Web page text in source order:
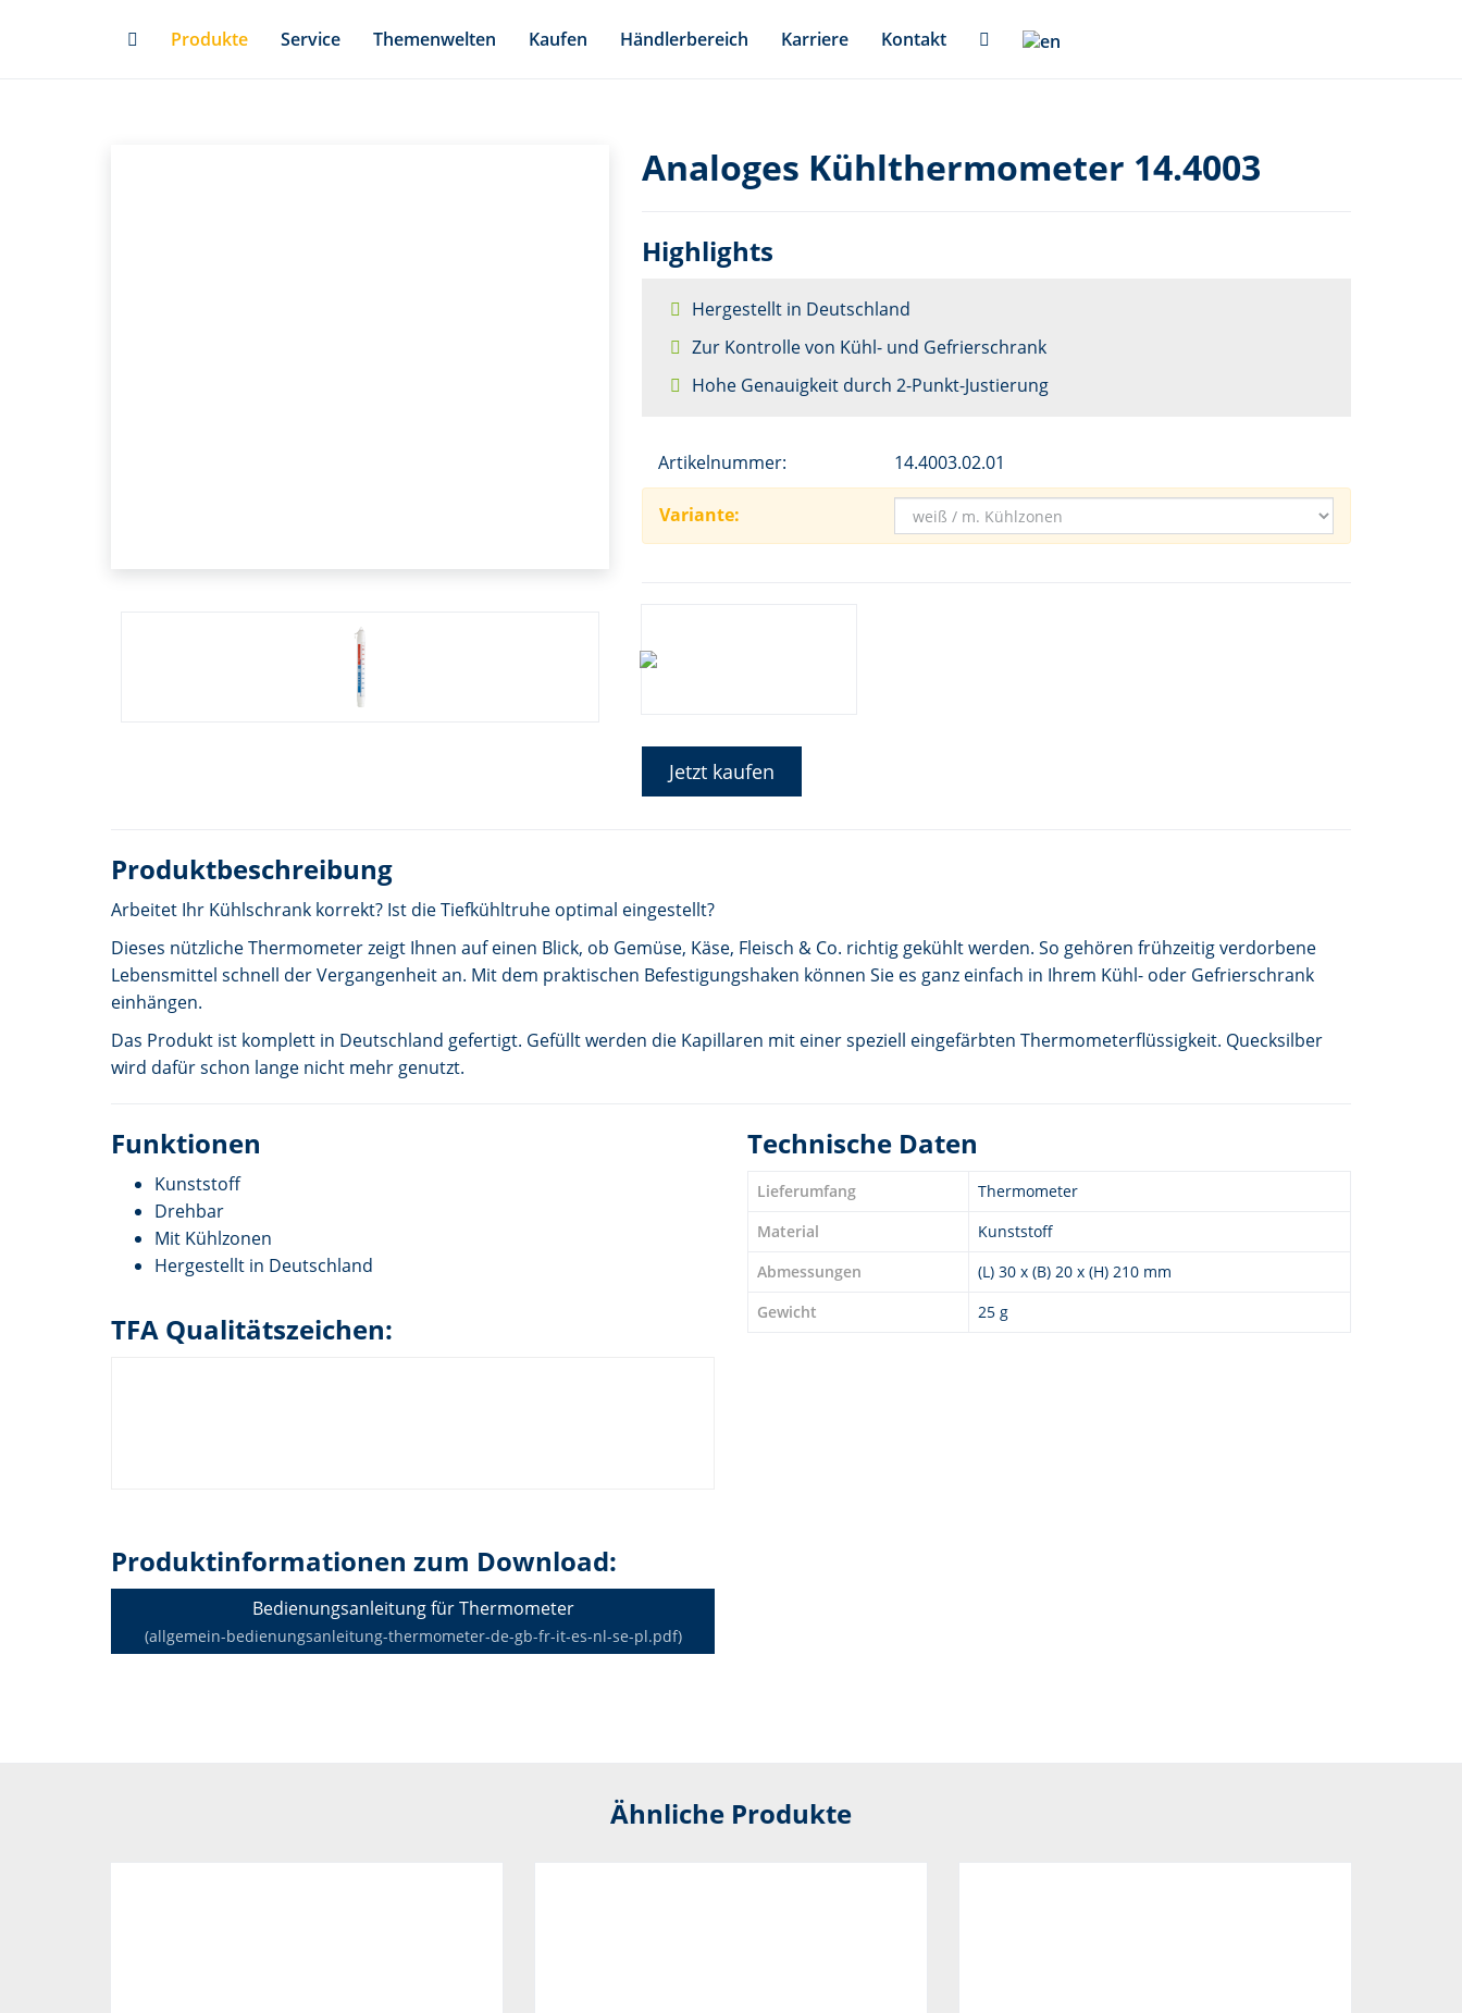
Produkte Service Themenwelten Kaufen Händlerbereich Karriere Kontakt
Analoges Kühlthermometer 14.4003
Highlights
Hergestellt in Deutschland
Zur Kontrolle von Kühl- und Gefrierschrank
Hohe Genauigkeit durch 2-Punkt-Justierung
Artikelnummer: 14.4003.02.01
Variante:
Jetzt kaufen
Produktbeschreibung
Arbeitet Ihr Kühlschrank korrekt? Ist die Tiefkühltruhe optimal eingestellt?
Dieses nützliche Thermometer zeigt Ihnen auf einen Blick, ob Gemüse, Käse, Fleisch & Co. richtig gekühlt werden. So gehören frühzeitig verdorbene
Lebensmittel schnell der Vergangenheit an. Mit dem praktischen Befestigungshaken können Sie es ganz einfach in Ihrem Kühl- oder Gefrierschrank
einhängen.
Das Produkt ist komplett in Deutschland gefertigt. Gefüllt werden die Kapillaren mit einer speziell eingefärbten Thermometerflüssigkeit. Quecksilber
wird dafür schon lange nicht mehr genutzt.
Funktionen
Kunststoff
Drehbar
Mit Kühlzonen
Hergestellt in Deutschland
TFA Qualitätszeichen:
Produktinformationen zum Download:
Bedienungsanleitung für Thermometer
(allgemein-bedienungsanleitung-thermometer-de-gb-fr-it-es-nl-se-pl.pdf)
Technische Daten
Lieferumfang
Thermometer
Material
Kunststoff
Abmessungen
(L) 30 x (B) 20 x (H) 210 mm
Gewicht
25 g
Ähnliche Produkte